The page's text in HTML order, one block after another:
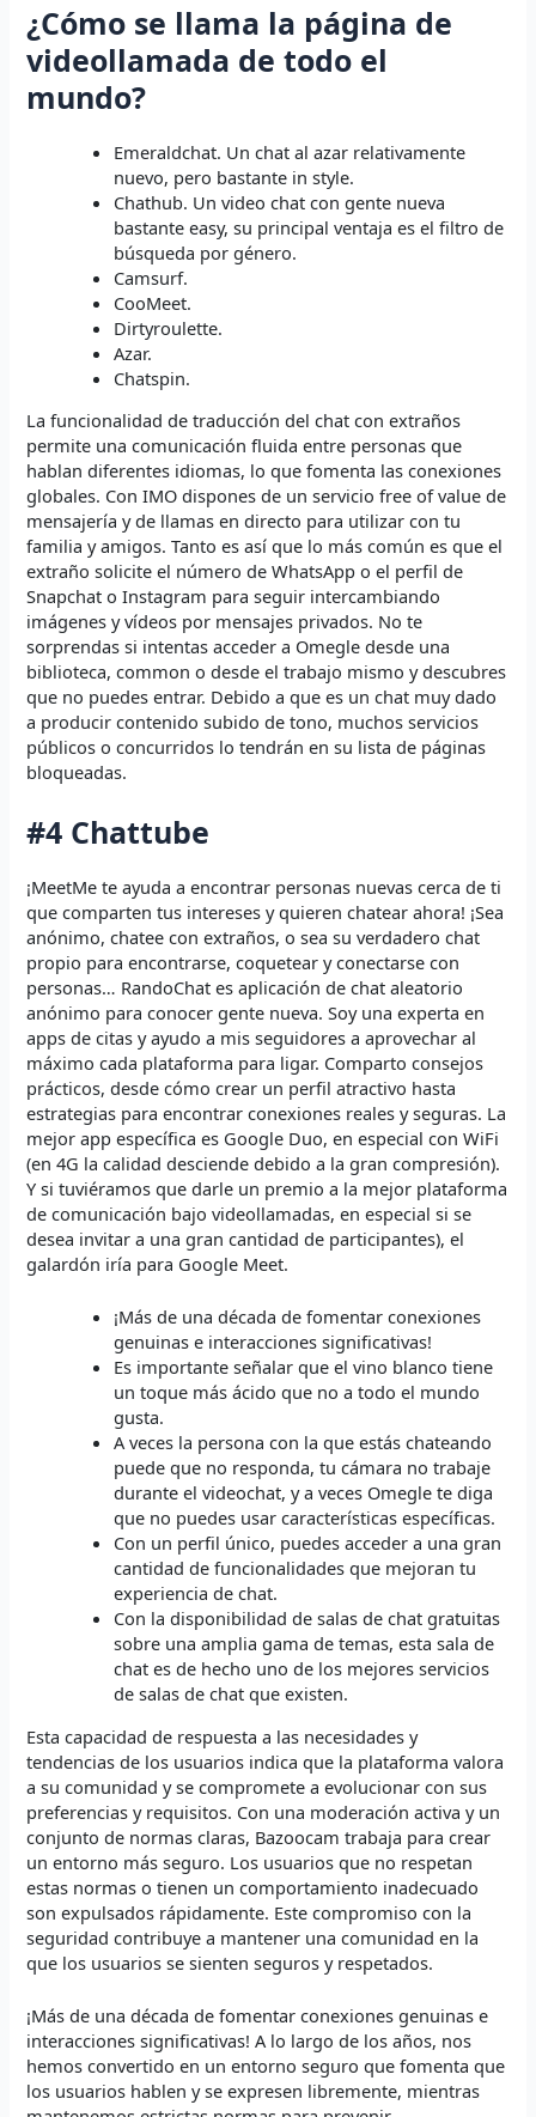
¿Cómo se llama la página de
videollamada de todo el
mundo?
Emeraldchat. Un chat al azar relativamente
nuevo, pero bastante in style.
Chathub. Un video chat con gente nueva
bastante easy, su principal ventaja es el filtro de
búsqueda por género.
Camsurf.
CooMeet.
Dirtyroulette.
Azar.
Chatspin.
La funcionalidad de traducción del chat con extraños
permite una comunicación fluida entre personas que
hablan diferentes idiomas, lo que fomenta las conexiones
globales. Con IMO dispones de un servicio free of value de
mensajería y de llamas en directo para utilizar con tu
familia y amigos. Tanto es así que lo más común es que el
extraño solicite el número de WhatsApp o el perfil de
Snapchat o Instagram para seguir intercambiando
imágenes y vídeos por mensajes privados. No te
sorprendas si intentas acceder a Omegle desde una
biblioteca, common o desde el trabajo mismo y descubres
que no puedes entrar. Debido a que es un chat muy dado
a producir contenido subido de tono, muchos servicios
públicos o concurridos lo tendrán en su lista de páginas
bloqueadas.
#4 Chattube
¡MeetMe te ayuda a encontrar personas nuevas cerca de ti
que comparten tus intereses y quieren chatear ahora! ¡Sea
anónimo, chatee con extraños, o sea su verdadero chat
propio para encontrarse, coquetear y conectarse con
personas… RandoChat es aplicación de chat aleatorio
anónimo para conocer gente nueva. Soy una experta en
apps de citas y ayudo a mis seguidores a aprovechar al
máximo cada plataforma para ligar. Comparto consejos
prácticos, desde cómo crear un perfil atractivo hasta
estrategias para encontrar conexiones reales y seguras. La
mejor app específica es Google Duo, en especial con WiFi
(en 4G la calidad desciende debido a la gran compresión).
Y si tuviéramos que darle un premio a la mejor plataforma
de comunicación bajo videollamadas, en especial si se
desea invitar a una gran cantidad de participantes), el
galardón iría para Google Meet.
¡Más de una década de fomentar conexiones
genuinas e interacciones significativas!
Es importante señalar que el vino blanco tiene
un toque más ácido que no a todo el mundo
gusta.
A veces la persona con la que estás chateando
puede que no responda, tu cámara no trabaje
durante el videochat, y a veces Omegle te diga
que no puedes usar características específicas.
Con un perfil único, puedes acceder a una gran
cantidad de funcionalidades que mejoran tu
experiencia de chat.
Con la disponibilidad de salas de chat gratuitas
sobre una amplia gama de temas, esta sala de
chat es de hecho uno de los mejores servicios
de salas de chat que existen.
Esta capacidad de respuesta a las necesidades y
tendencias de los usuarios indica que la plataforma valora
a su comunidad y se compromete a evolucionar con sus
preferencias y requisitos. Con una moderación activa y un
conjunto de normas claras, Bazoocam trabaja para crear
un entorno más seguro. Los usuarios que no respetan
estas normas o tienen un comportamiento inadecuado
son expulsados rápidamente. Este compromiso con la
seguridad contribuye a mantener una comunidad en la
que los usuarios se sienten seguros y respetados.
¡Más de una década de fomentar conexiones genuinas e
interacciones significativas! A lo largo de los años, nos
hemos convertido en un entorno seguro que fomenta que
los usuarios hablen y se expresen libremente, mientras